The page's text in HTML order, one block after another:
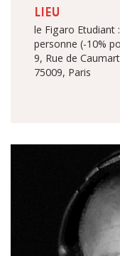
LIEU
le Figaro Etudiant
personne (-10%
9, Rue de
75009, Paris